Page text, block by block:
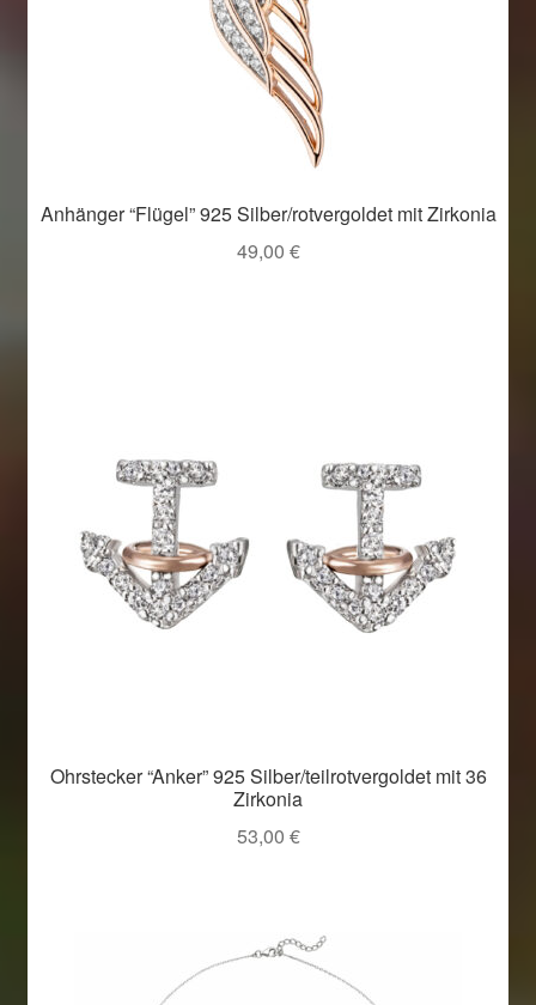
Anhänger “Flügel” 925 Silber/rotvergoldet mit Zirkonia
49,00 €
Ohrstecker “Anker” 925 Silber/teilrotvergoldet mit 36
Zirkonia
53,00 €